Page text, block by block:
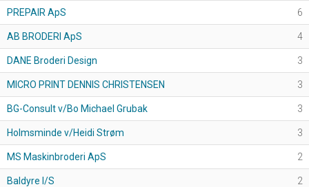
PREPAIR ApS 6
AB BRODERI ApS 4
DANE Broderi Design 3
MICRO PRINT DENNIS CHRISTENSEN 3
BG-Consult v/Bo Michael Grubak 3
Holmsminde v/Heidi Strøm 3
MS Maskinbroderi ApS 2
Baldyre I/S 2